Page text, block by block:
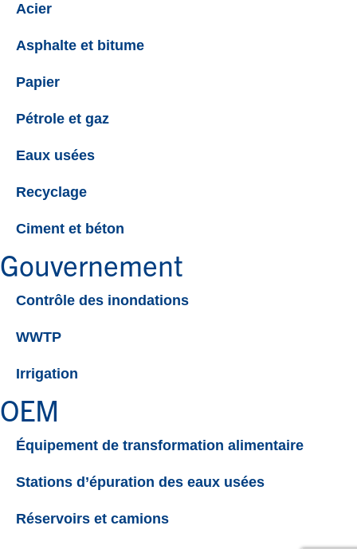
Acier
Asphalte et bitume
Papier
Pétrole et gaz
Eaux usées
Recyclage
Ciment et béton
Gouvernement
Contrôle des inondations
WWTP
Irrigation
OEM
Équipement de transformation alimentaire
Stations d’épuration des eaux usées
Réservoirs et camions